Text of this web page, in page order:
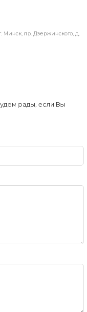
пр. Дзержинского, д.
рады, если Вы